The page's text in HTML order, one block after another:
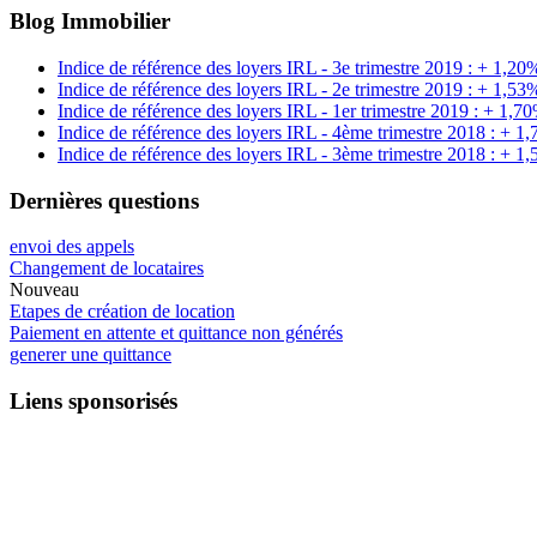
Blog Immobilier
Indice de référence des loyers IRL - 3e trimestre 2019 : +
Indice de référence des loyers IRL - 2e trimestre 2019 : +
Indice de référence des loyers IRL - 1er trimestre 2019 : +
Indice de référence des loyers IRL - 4ème trimestre 2018 : +
Indice de référence des loyers IRL - 3ème trimestre 2018 : +
Dernières questions
envoi des appels
Changement de locataires
Nouveau
Etapes de création de location
Paiement en attente et quittance non générés
generer une quittance
Liens sponsorisés